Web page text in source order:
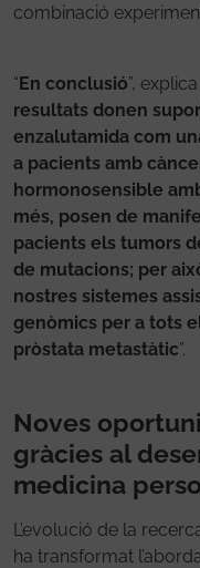
combinació
“En conclusió”,
resultats donen
enzalutamida com
a pacients amb
hormonosensible
més, posen de
pacients els tumors
de mutacions; per
nostres sistemes
genòmics per a tots
pròstata metastàtic”.
Noves
gràcies al
medicina
L’evolució de la
ha transformat